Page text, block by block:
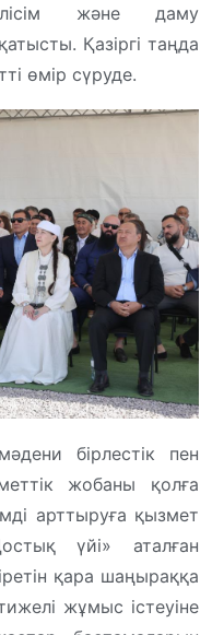
және даму
Қазіргі таңда
өмір сүруде.
бірлестік пен
жобаны қолға
арттыруға қызмет
үйі» аталған
қара шаңыраққа
жұмыс істеуіне